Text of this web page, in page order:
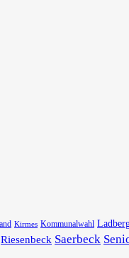
Kirmes Kommunalwahl
Riesenbeck Saerbeck